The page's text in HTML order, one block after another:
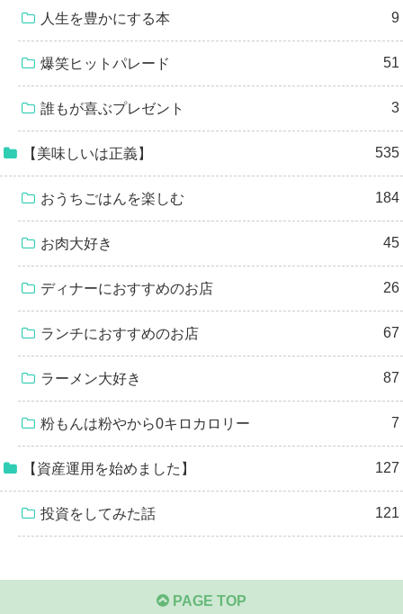
人生を豊かにする本 9
爆笑ヒットパレード 51
誰もが喜ぶプレゼント 3
【美味しいは正義】 535
おうちごはんを楽しむ 184
お肉大好き 45
ディナーにおすすめのお店 26
ランチにおすすめのお店 67
ラーメン大好き 87
粉もんは粉やから0キロカロリー 7
【資産運用を始めました】 127
投資をしてみた話 121
PAGE TOP